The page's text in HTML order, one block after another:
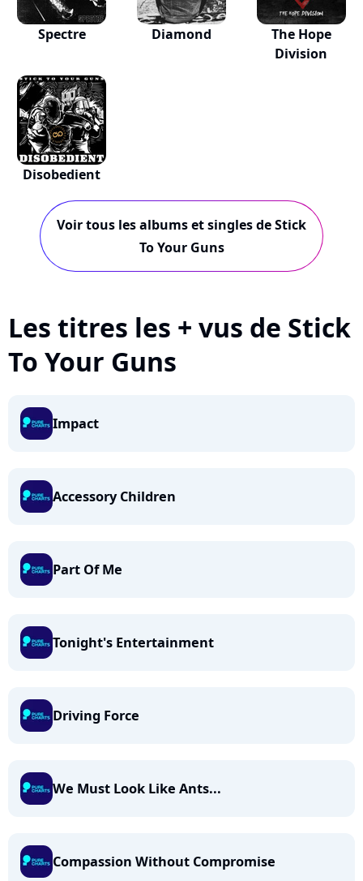
Spectre Diamond
The Hope
Division
Disobedient
Voir tous les albums et singles de Stick
To Your Guns
Les titres les + vus de Stick
To Your Guns
Impact
Accessory Children
Part Of Me
Tonight's Entertainment
Driving Force
We Must Look Like Ants...
Compassion Without Compromise